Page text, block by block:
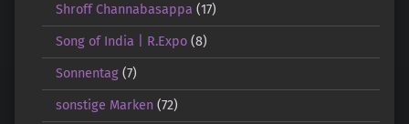
Shroff Channabasappa (17)
Song of India | R.Expo(8)
Sonnentag(7)
sonstige Marken(72)